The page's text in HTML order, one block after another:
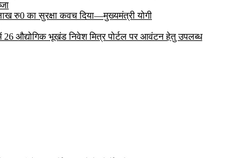
रु0 का सुरक्षा कवच दिया—मुख्यमंत्री योगी
औद्योगिक भूखंड निवेश मित्र पोर्टल पर आवंटन हेतु उपलब्ध